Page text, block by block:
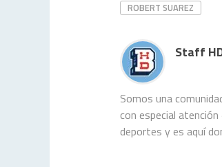
ROBERT SUAREZ
Staff
Somos una
con especial
deportes y es aquí